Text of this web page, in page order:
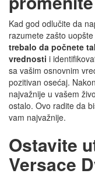
Kad god odlučite da
razumete zašto
trebalo da počnete
vrednosti i
sa vašim osnovnim
pozitivan osećaj.
najvažnije u vašem
ostalo. Ovo radite da
vam najvažnije.
Ostavite
Versace